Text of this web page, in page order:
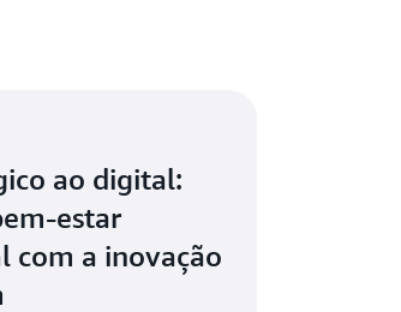
ao digital:
estar
com a inovação